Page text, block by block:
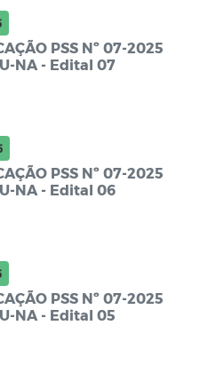
PSS Nº 07-2025
NA - Edital 07
PSS Nº 07-2025
NA - Edital 06
PSS Nº 07-2025
NA - Edital 05